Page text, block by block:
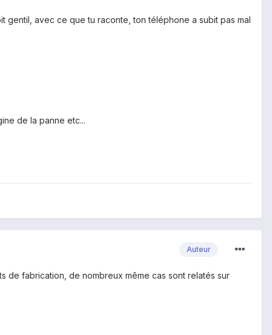
gentil, avec ce que tu raconte, ton téléphone a subit pas mal
de la panne etc...
Auteur
de fabrication, de nombreux même cas sont relatés sur